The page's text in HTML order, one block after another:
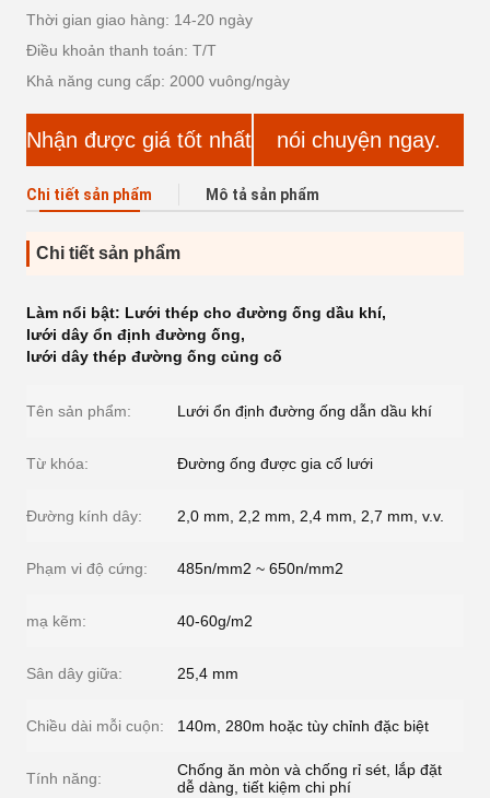
Thời gian giao hàng: 14-20 ngày
Điều khoản thanh toán: T/T
Khả năng cung cấp: 2000 vuông/ngày
Nhận được giá tốt nhất nói chuyện ngay.
Chi tiết sản phẩm Mô tả sản phẩm
Chi tiết sản phẩm
Làm nổi bật: Lưới thép cho đường ống dầu khí,
lưới dây ổn định đường ống,
lưới dây thép đường ống củng cố
Tên sản phẩm: Lưới ổn định đường ống dẫn dầu khí
Từ khóa: Đường ống được gia cố lưới
Đường kính dây: 2,0 mm, 2,2 mm, 2,4 mm, 2,7 mm, v.v.
Phạm vi độ cứng: 485n/mm2 ~ 650n/mm2
mạ kẽm: 40-60g/m2
Sân dây giữa: 25,4 mm
Chiều dài mỗi cuộn: 140m, 280m hoặc tùy chỉnh đặc biệt
Tính năng:
Chống ăn mòn và chống rỉ sét, lắp đặt
dễ dàng, tiết kiệm chi phí